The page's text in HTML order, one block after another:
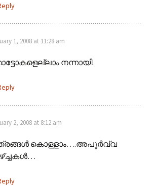
1, 2008 at 11:28 am
നന്നായി.
2, 2008 at 8:12 am
കൊള്ളാം….അപൂര്‍വ്വ